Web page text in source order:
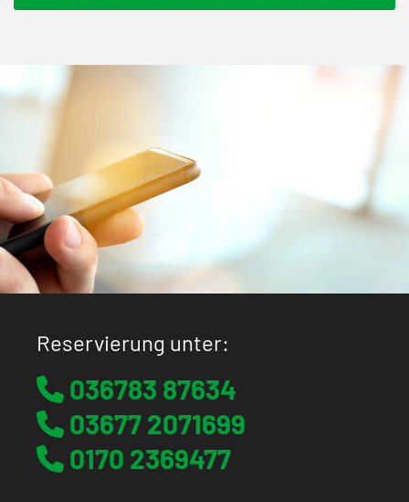
Reservierung unter:
 036783 87634
 03677 2071699
 0170 2369477